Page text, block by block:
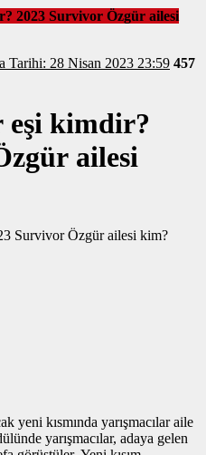
2023 Survivor Özgür ailesi
Yayınlanma Tarihi: 28 Nisan 2023 23:59 457
eşi kimdir?
ailesi
yeni kısmında yarışmacılar aile
yarışmacılar, adaya gelen